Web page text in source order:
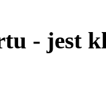
- jest